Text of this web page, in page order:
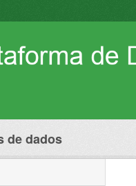
de dados